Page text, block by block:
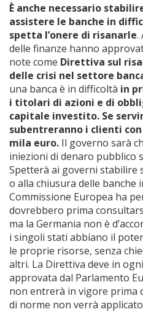
È anche necessario
assistere le banche in
spetta l’onere di risanarle.
delle finanze hanno
note come Direttiva sul
delle crisi nel settore
una banca è in difficoltà in
i titolari di azioni e di
capitale investito. Se
subentreranno i clienti
mila euro. Il governo sarà
iniezioni di denaro pubblico
Spetterà ai governi stabilire
o alla chiusura delle banche
Commissione Europea ha
dovrebbero prima
ma la Germania non è
i singoli stati abbiano il
le proprie risorse, senza
altri. La Direttiva deve in
approvata dal Parlamento
non entrerà in vigore prima
di norme non verrà